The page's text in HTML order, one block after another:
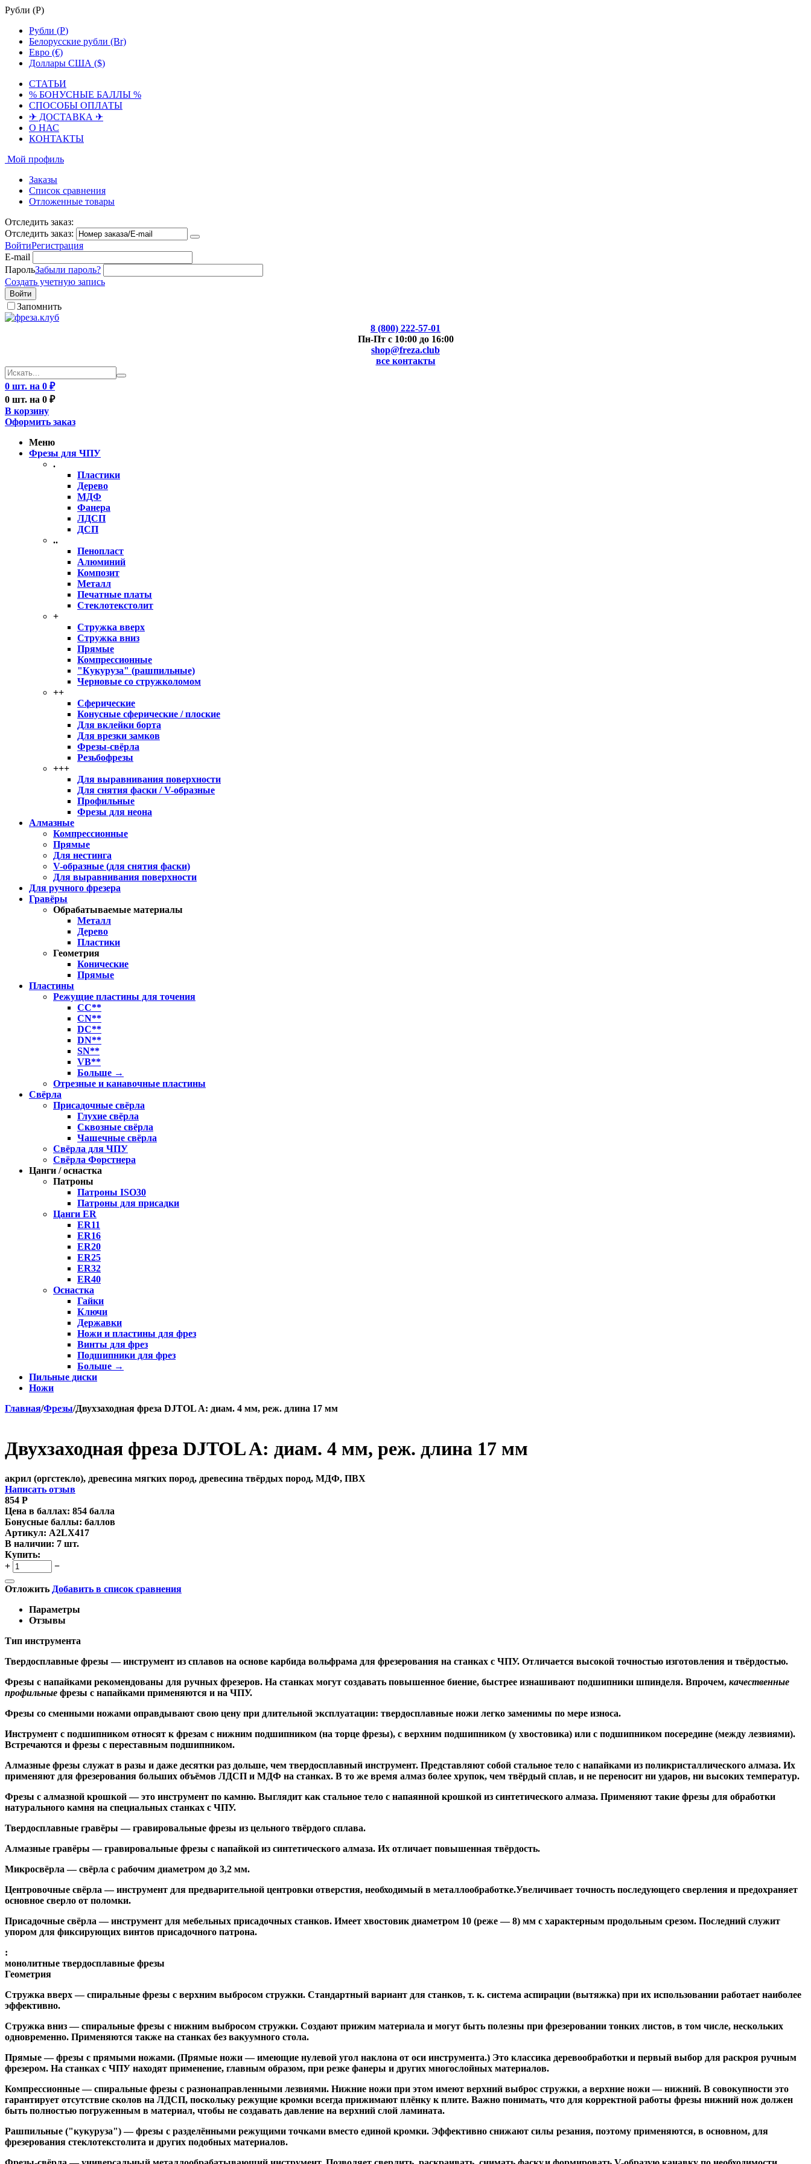
Рубли (Р)
Рубли (Р)
Белорусские рубли (Br)
Евро (€)
Доллары США ($)
СТАТЬИ
% БОНУСНЫЕ БАЛЛЫ %
СПОСОБЫ ОПЛАТЫ
✈ ДОСТАВКА ✈
О НАС
КОНТАКТЫ
Мой профиль
Заказы
Список сравнения
Отложенные товары
Отследить заказ:
Отследить заказ:
ВойтиРегистрация
E-mail
ПарольЗабыли пароль?
Создать учетную запись
Войти
Запомнить
8 (800) 222-57-01
Пн-Пт с 10:00 до 16:00
shop@freza.club
все контакты
0 шт. на 0 ₽
0 шт. на 0 ₽
В корзину
Оформить заказ
Меню
Фрезы для ЧПУ
.
Пластики
Дерево
МДФ
Фанера
ЛДСП
ДСП
..
Пенопласт
Алюминий
Композит
Металл
Печатные платы
Стеклотекстолит
+
Стружка вверх
Стружка вниз
Прямые
Компрессионные
"Кукуруза" (рашпильные)
Черновые со стружколомом
++
Сферические
Конусные сферические / плоские
Для вклейки борта
Для врезки замков
Фрезы-свёрла
Резьбофрезы
+++
Для выравнивания поверхности
Для снятия фаски / V-образные
Профильные
Фрезы для неона
Алмазные
Компрессионные
Прямые
Для нестинга
V-образные (для снятия фаски)
Для выравнивания поверхности
Для ручного фрезера
Гравёры
Обрабатываемые материалы
Металл
Дерево
Пластики
Геометрия
Конические
Прямые
Пластины
Режущие пластины для точения
CC**
CN**
DC**
DN**
SN**
VB**
Больше →
Отрезные и канавочные пластины
Свёрла
Присадочные свёрла
Глухие свёрла
Сквозные свёрла
Чашечные свёрла
Свёрла для ЧПУ
Свёрла Форстнера
Цанги / оснастка
Патроны
Патроны ISO30
Патроны для присадки
Цанги ER
ER11
ER16
ER20
ER25
ER32
ER40
Оснастка
Гайки
Ключи
Державки
Ножи и пластины для фрез
Винты для фрез
Подшипники для фрез
Больше →
Пильные диски
Ножи
Главная/Фрезы/Двухзаходная фреза DJTOL A: диам. 4 мм, реж. длина 17 мм
Двухзаходная фреза DJTOL A: диам. 4 мм, реж. длина 17 мм
акрил (оргстекло), древесина мягких пород, древесина твёрдых пород, МДФ, ПВХ
Написать отзыв
854 Р
Цена в баллах: 854 балла
Бонусные баллы: баллов
Артикул: A2LX417
В наличии: 7 шт.
Купить:
+
−
Отложить Добавить в список сравнения
Параметры
Отзывы
Тип инструмента
Твердосплавные фрезы — инструмент из сплавов на основе карбида вольфрама для фрезерования на станках с ЧПУ. Отличается высокой точностью изготовления и твёрдостью.
Фрезы с напайками рекомендованы для ручных фрезеров. На станках могут создавать повышенное биение, быстрее изнашивают подшипники шпинделя. Впрочем, качественные
профильные фрезы с напайками применяются и на ЧПУ.
Фрезы со сменными ножами оправдывают свою цену при длительной эксплуатации: твердосплавные ножи легко заменимы по мере износа.
Инструмент с подшипником относят к фрезам с нижним подшипником (на торце фрезы), с верхним подшипником (у хвостовика) или с подшипником посередине (между лезвиями).
Встречаются и фрезы с переставным подшипником.
Алмазные фрезы служат в разы и даже десятки раз дольше, чем твердосплавный инструмент. Представляют собой стальное тело с напайками из поликристаллического алмаза. Их
применяют для фрезерования больших объёмов ЛДСП и МДФ на станках. В то же время алмаз более хрупок, чем твёрдый сплав, и не переносит ни ударов, ни высоких температур.
Фрезы с алмазной крошкой— это инструмент по камню. Выглядит как стальное тело с напаянной крошкой из синтетического алмаза. Применяют такие фрезы для обработки
натурального камня на специальных станках с ЧПУ.
Твердосплавные гравёры — гравировальные фрезы из цельного твёрдого сплава.
Алмазные гравёры — гравировальные фрезы с напайкой из синтетического алмаза. Их отличает повышенная твёрдость.
Микросвёрла — свёрла с рабочим диаметром до 3,2 мм.
Центровочные свёрла — инструмент для предварительной центровки отверстия, необходимый в металлообработке.Увеличивает точность последующего сверления и предохраняет
основное сверло от поломки.
Присадочные свёрла — инструмент для мебельных присадочных станков. Имеет хвостовик диаметром 10 (реже — 8) мм с характерным продольным срезом. Последний служит
упором для фиксирующих винтов присадочного патрона.
:
монолитные твердосплавные фрезы
Геометрия
Стружка вверх— спиральные фрезы с верхним выбросом стружки. Стандартный вариант для станков, т. к. система аспирации (вытяжка) при их использовании работает наиболее
эффективно.
Стружка вниз— спиральные фрезы с нижним выбросом стружки. Создают прижим материала и могут быть полезны при фрезеровании тонких листов, в том числе, нескольких
одновременно. Применяются также на станках без вакуумного стола.
Прямые— фрезы с прямыми ножами. (Прямые ножи — имеющие нулевой угол наклона от оси инструмента.) Это классика деревообработки и первый выбор для раскроя ручным
фрезером. На станках с ЧПУ находят применение, главным образом, при резке фанеры и других многослойных материалов.
Компрессионные— спиральные фрезы с разнонаправленными лезвиями. Нижние ножи при этом имеют верхний выброс стружки, а верхние ножи — нижний. В совокупности это
гарантирует отсутствие сколов на ЛДСП, поскольку режущие кромки всегда прижимают плёнку к плите. Важно понимать, что для корректной работы фрезы нижний нож должен
быть полностью погруженным в материал, чтобы не создавать давление на верхний слой ламината.
Рашпильные ("кукуруза")— фрезы с разделёнными режущими точками вместо единой кромки. Эффективно снижают силы резания, поэтому применяются, в основном, для
фрезерования стеклотекстолита и других подобных материалов.